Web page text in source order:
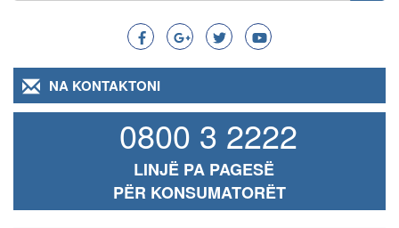
NA KONTAKTONI
0800 3 2222
LINJË PA PAGESË
PËR KONSUMATORËT